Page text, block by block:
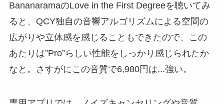
BananaramaのLove in the First Degreeを聴いてみ
ると、QCY独自の音響アルゴリズムによる空間の
広がりや立体感を感じることもできたので、この
あたりは”Pro”らしい性能をしっかり感じられたか
なと。さすがにこの音質で6,980円は...強い。